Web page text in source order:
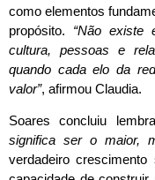
como elementos
propósito. “Não existe
cultura, pessoas e
quando cada elo da
valor”, afirmou Claudia.
Soares concluiu
significa ser o maior,
verdadeiro